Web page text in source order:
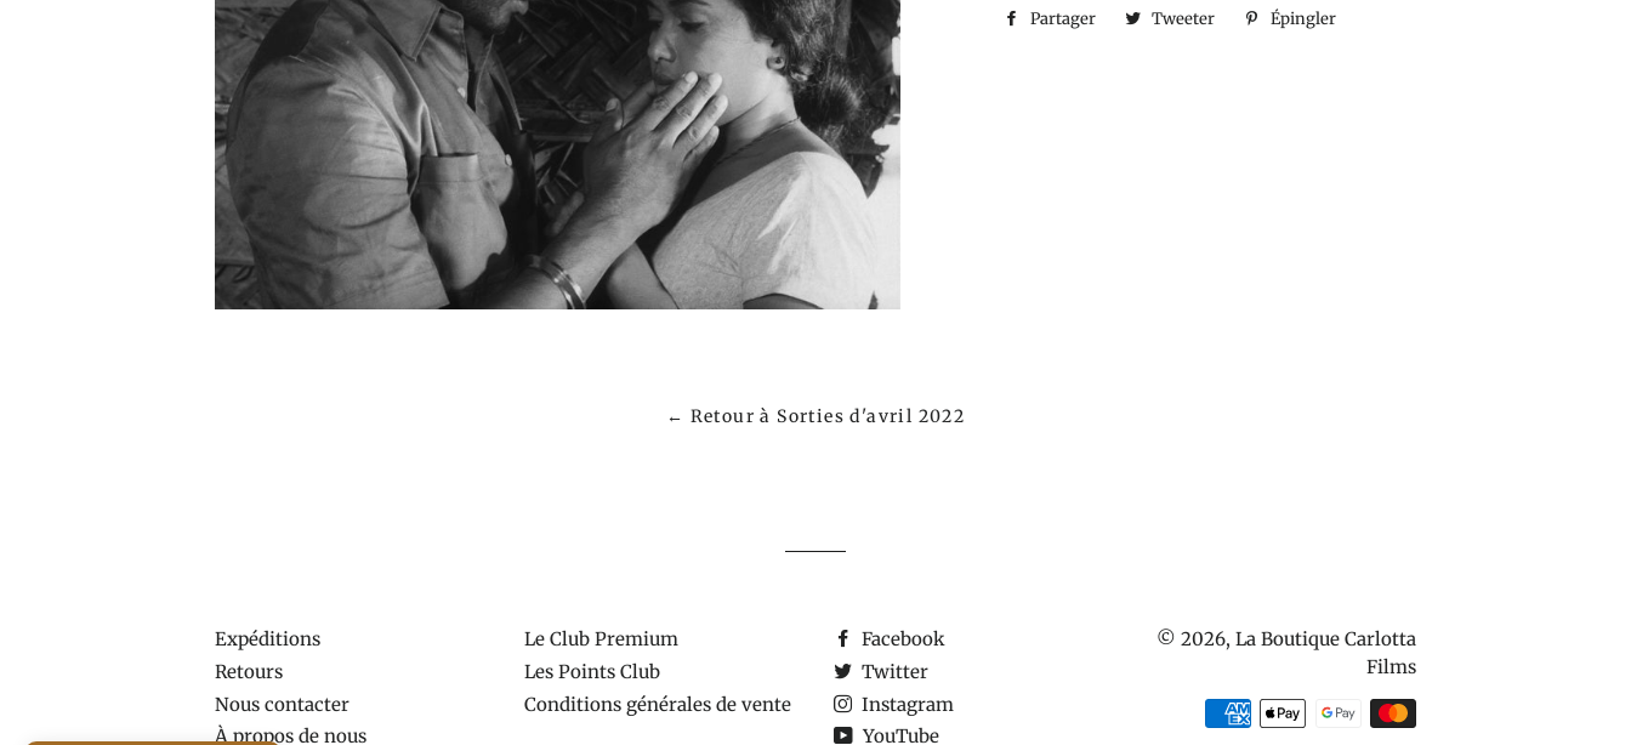
Partager
PartagerTweeter
TweeterÉpingler
← Retour à Sorties d'avril 2022
Expéditions
Retours
Nous contacter
À propos de nous
Le Club Premium
Les Points Club
Conditions générales de vente
Facebook
Twitter
Instagram
YouTube
© 2026, La Boutique Carlotta
Films